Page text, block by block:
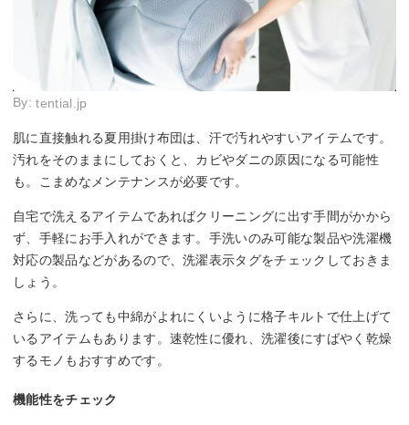
By:tential.jp
肌に直接触れる夏用掛け布団は、汗で汚れやすいアイテムです。
汚れをそのままにしておくと、カビやダニの原因になる可能性
も。こまめなメンテナンスが必要です。
自宅で洗えるアイテムであればクリーニングに出す手間がかから
ず、手軽にお手入れができます。手洗いのみ可能な製品や洗濯機
対応の製品などがあるので、洗濯表示タグをチェックしておきま
しょう。
さらに、洗っても中綿がよれにくいように格子キルトで仕上げて
いるアイテムもあります。速乾性に優れ、洗濯後にすばやく乾燥
するモノもおすすめです。
機能性をチェック